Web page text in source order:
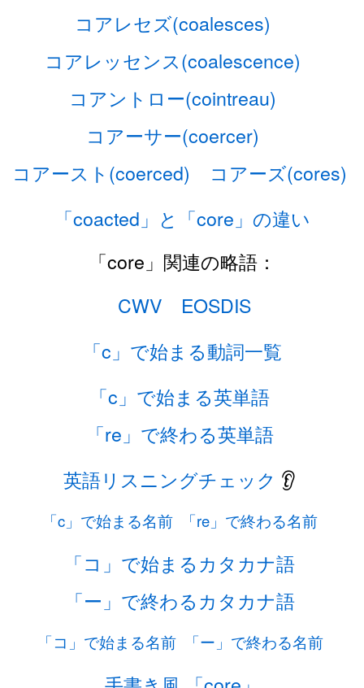
コアレセズ(coalesces)
コアレッセンス(coalescence)
コアントロー(cointreau)
コアーサー(coercer)
コアースト(coerced)
コアーズ(cores)
「coacted」と「core」の違い
「core」関連の略語：
CWV
EOSDIS
「c」で始まる動詞一覧
「c」で始まる英単語
「re」で終わる英単語
英語リスニングチェック 👂
「c」で始まる名前 「re」で終わる名前
「コ」で始まるカタカナ語
「ー」で終わるカタカナ語
「コ」で始まる名前 「ー」で終わる名前